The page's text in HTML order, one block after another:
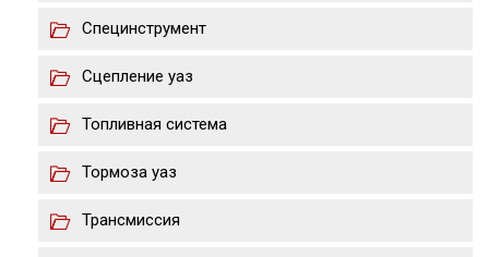
Специнструмент
Сцепление уаз
Топливная система
Тормоза уаз
Трансмиссия